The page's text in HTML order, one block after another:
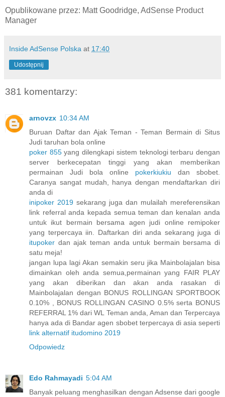
Opublikowane przez: Matt Goodridge, AdSense Product
Manager
Inside AdSense Polska at 17:40
Udostępnij
381 komentarzy:
arnovzx 10:34 AM
Buruan Daftar dan Ajak Teman - Teman Bermain di Situs
Judi taruhan bola online
poker 855yang dilengkapi sistem teknologi terbaru dengan
server berkecepatan tinggi yang akan memberikan
permainan Judi bola online pokerkiukiu dan sbobet.
Caranya sangat mudah, hanya dengan mendaftarkan diri
anda di
inipoker 2019 sekarang juga dan mulailah mereferensikan
link referral anda kepada semua teman dan kenalan anda
untuk ikut bermain bersama agen judi online remipoker
yang terpercaya iin. Daftarkan diri anda sekarang juga di
itupoker dan ajak teman anda untuk bermain bersama di
satu meja!
jangan lupa lagi Akan semakin seru jika Mainbolajalan bisa
dimainkan oleh anda semua,permainan yang FAIR PLAY
yang akan diberikan dan akan anda rasakan di
Mainbolajalan dengan BONUS ROLLINGAN SPORTBOOK
0.10% , BONUS ROLLINGAN CASINO 0.5% serta BONUS
REFERRAL 1% dari WL Teman anda, Aman dan Terpercaya
hanya ada di Bandar agen sbobet terpercaya di asia seperti
link alternatif itudomino 2019
Odpowiedz
Edo Rahmayadi 5:04 AM
Banyak peluang menghasilkan dengan Adsense dari google